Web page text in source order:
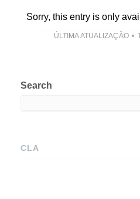
Sorry, this entry is only
ÚLTIMA ATUALIZAÇÃO
Search
CLA